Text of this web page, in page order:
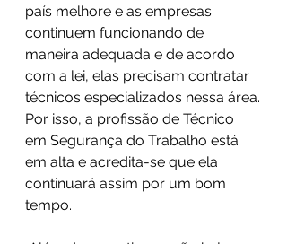
país melhore e as empresas
continuem funcionando de
maneira adequada e de acordo
com a lei, elas precisam contratar
técnicos especializados nessa área.
Por isso, a profissão de Técnico
em Segurança do Trabalho está
em alta e acredita-se que ela
continuará assim por um bom
tempo.